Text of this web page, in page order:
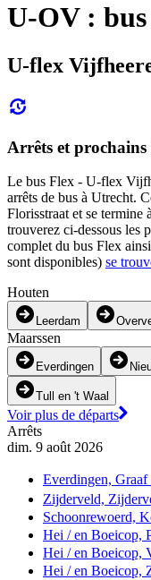
U-OV :
U-flex
Arrêts et
Le bus Flex - U-flex
arrêts de bus à Utrecht.
Florisstraat et se termine
trouverez ci-dessous les
complet du bus Flex
sont disponibles) se
Houten
Leerdam
Maarssen
Everdingen
Tull en 't Waal
Voir plus de départs
Arrêts
dim. 9 août 2026
Everdingen, Graaf
Zijderveld,
Schoonrewoerd,
Hei / en Boeicop,
Hei / en Boeicop,
Hei / en Boeicop,